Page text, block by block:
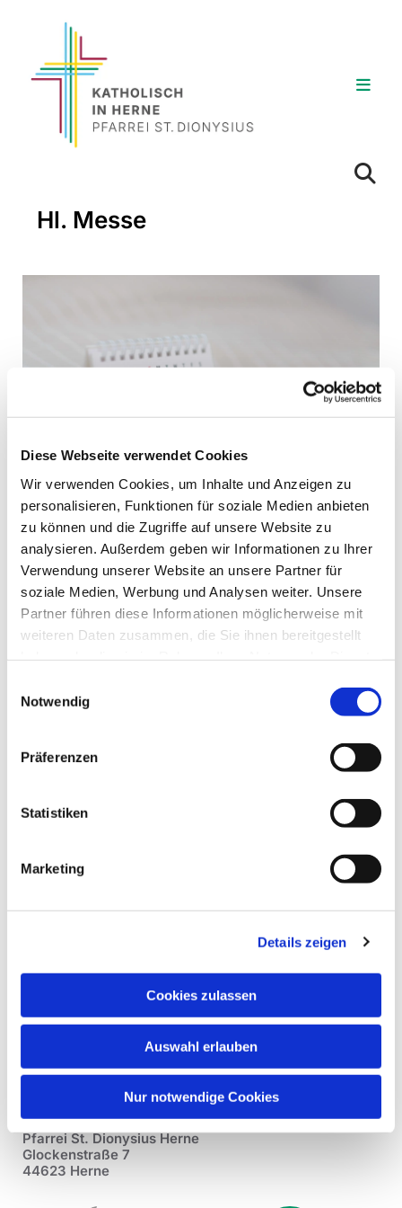
Diese Webseite verwendet Cookies
Wir verwenden Cookies, um Inhalte und Anzeigen zu
personalisieren, Funktionen für soziale Medien anbieten
zu können und die Zugriffe auf unsere Website zu
analysieren. Außerdem geben wir Informationen zu Ihrer
Verwendung unserer Website an unsere Partner für
soziale Medien, Werbung und Analysen weiter. Unsere
Partner führen diese Informationen möglicherweise mit
weiteren Daten zusammen, die Sie ihnen bereitgestellt
Notwendig
Präferenzen
Statistiken
Marketing
Details zeigen
Cookies zulassen
Auswahl erlauben
Nur notwendige Cookies
Hl. Messe
Mittwoch, 22. September 2027,
12:00 Uhr
St. Bonifatius, Bahnhofstraße 38,
44623 Herne
Pfarrei St. Dionysius Herne
Glockenstraße 7
44623 Herne